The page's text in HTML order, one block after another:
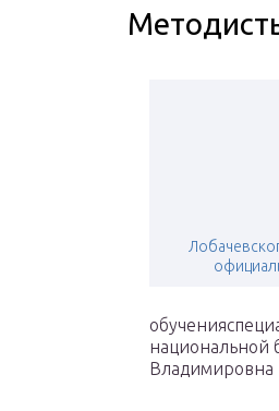
национальной
Владимировна